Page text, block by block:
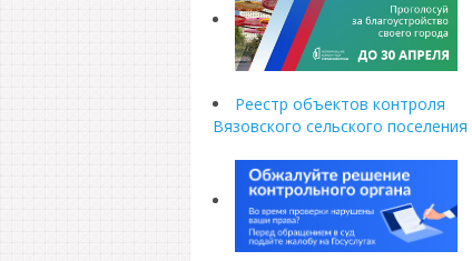
Реестр объектов контроля
Вязовского сельского поселения